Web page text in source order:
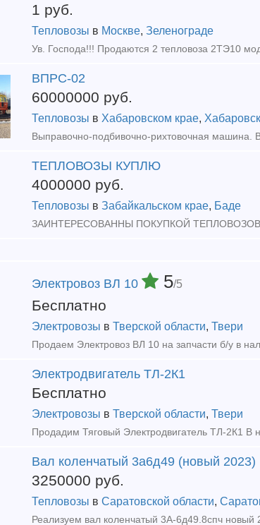
1 руб.
Тепловозы в Москве, Зеленограде
ВПРС-02
60000000 руб.
Тепловозы в Хабаровском крае,
ТЕПЛОВОЗЫ КУПЛЮ
4000000 руб.
Тепловозы в Забайкальском крае, Баде
ЗАИНТЕРЕСОВАННЫ ПОКУПКОЙ ТЕПЛОВОЗОВ
Электровоз ВЛ 10 5/5
Бесплатно
Электровозы в Тверской области, Твери
Продаем Электровоз ВЛ 10 на запчасти б/у в
Электродвигатель ТЛ-2К1
Бесплатно
Электровозы в Тверской области, Твери
Продадим Тяговый Электродвигатель ТЛ-2К1
Вал коленчатый 3а6д49 (новый 2023)
3250000 руб.
Тепловозы в Саратовской области,
Реализуем вал коленчатый 3А-6д49.8спч новый